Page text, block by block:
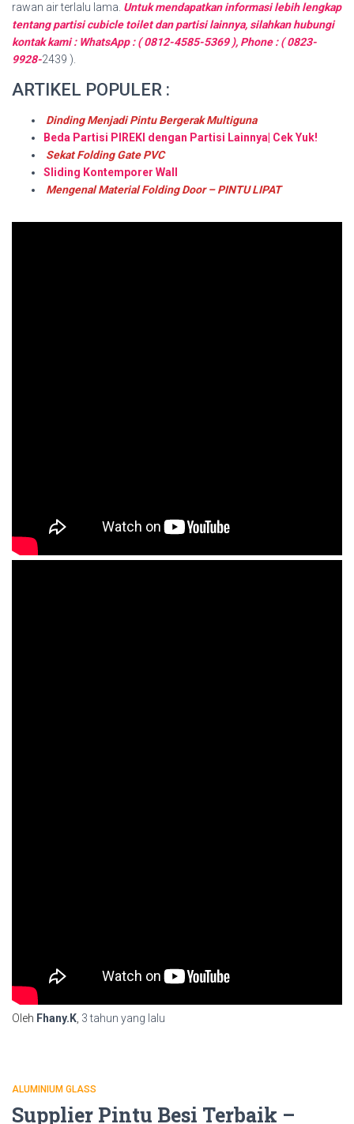
rawan air terlalu lama. Untuk mendapatkan informasi lebih lengkap
tentang partisi cubicle toilet dan partisi lainnya, silahkan hubungi
kontak kami : WhatsApp : ( 0812-4585-5369 ), Phone : ( 0823-
9928-2439 ).
ARTIKEL POPULER :
Dinding Menjadi Pintu Bergerak Multiguna
Beda Partisi PIREKI dengan Partisi Lainnya| Cek Yuk!
Sekat Folding Gate PVC
Sliding Kontemporer Wall
Mengenal Material Folding Door – PINTU LIPAT
Oleh Fhany.K 3 tahun yang lalu
ALUMINIUM GLASS
Supplier Pintu Besi Terbaik –